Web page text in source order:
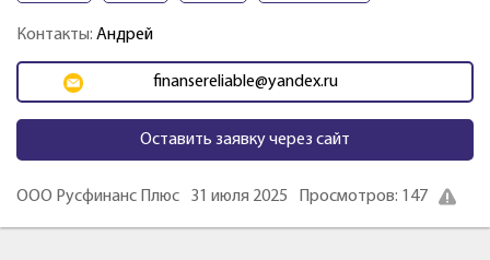
Контакты: Андрей
finansereliable@yandex.ru
Оставить заявку через сайт
ООО Русфинанс Плюс 31 июля 2025 Просмотров: 147